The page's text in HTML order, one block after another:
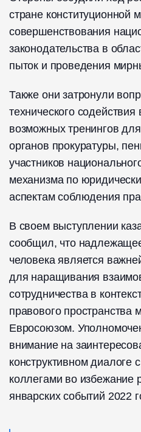
стране конституционной
совершенствования
законодательства в
пыток и проведения
Также они затронули
технического содействия
возможных тренингов
органов прокуратуры,
участников
механизма по
аспектам соблюдения
В своем выступлении
сообщил, что
человека является
для наращивания
сотрудничества в
правового пространства
Евросоюзом.
внимание на
конструктивном диалоге
коллегами во избежание
январских событий 2022